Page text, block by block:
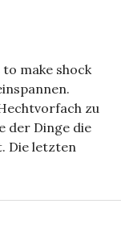
make shock
zu
der Dinge die
Die letzten